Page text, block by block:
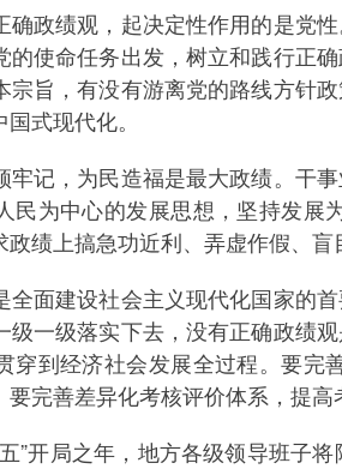
绩观，起决定性作用的是党性
的使命任务出发，树立和践行正
旨，有没有游离党的路线方针
式现代化。
，为民造福是最大政绩。干事
民为中心的发展思想，坚持发
绩上搞急功近利、弄虚作假、盲
建设社会主义现代化国家的首
级一级落实下去，没有正确政绩
穿到经济社会发展全过程。要
完善差异化考核评价体系，提高
开局之年，地方各级领导班子将